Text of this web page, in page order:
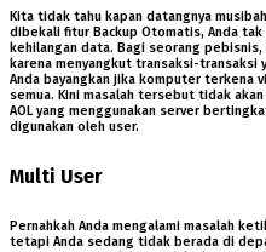
Kita tidak tahu kapan datangnya
dibekali fitur Backup Otomatis, Anda
kehilangan data. Bagi seorang
karena menyangkut transaksi-transaksi
Anda bayangkan jika komputer terkena
semua. Kini masalah tersebut tidak
AOL yang menggunakan server
digunakan oleh user.
Multi User
Pernahkah Anda mengalami masalah
tetapi Anda sedang tidak berada di